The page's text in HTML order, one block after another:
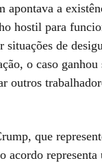
apontava a
hostil para
situações de
o caso
outros
que
acordo representa